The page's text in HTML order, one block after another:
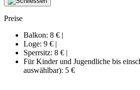
Preise
Balkon: 8 € |
Loge: 9 € |
Sperrsitz: 8 € |
Für Kinder und Jugendliche bis
auswählbar): 5 €